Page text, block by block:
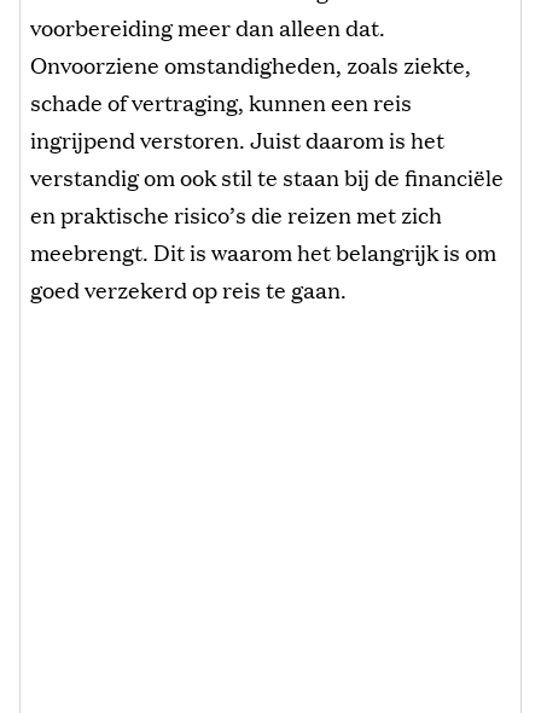
voorbereiding meer dan alleen dat.
Onvoorziene omstandigheden, zoals ziekte,
schade of vertraging, kunnen een reis
ingrijpend verstoren. Juist daarom is het
verstandig om ook stil te staan bij de financiële
en praktische risico’s die reizen met zich
meebrengt. Dit is waarom het belangrijk is om
goed verzekerd op reis te gaan.